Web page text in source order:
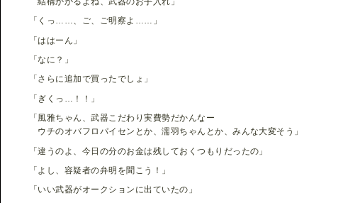
「くっ……、ご、ご明察よ……」
「ははーん」
「なに？」
「さらに追加で買ったでしょ」
「ぎくっ…！！」
「風雅ちゃん、武器こだわり実費勢だかんなー
ウチのオバフロパイセンとか、濡羽ちゃんとか、みんな大変そう」
「違うのよ、今日の分のお金は残しておくつもりだったの」
「よし、容疑者の弁明を聞こう！」
「いい武器がオークションに出ていたの」